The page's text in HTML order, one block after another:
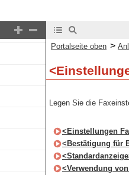
Portalseite oben >
Legen Sie die
<Einstellungen
<Bestätigung für
<Verwendung